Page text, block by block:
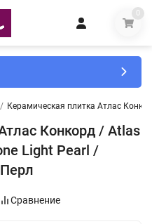
0
/ Керамическая плитка Атлас
Конкорд / Atlas
Light Pearl /
Сравнение